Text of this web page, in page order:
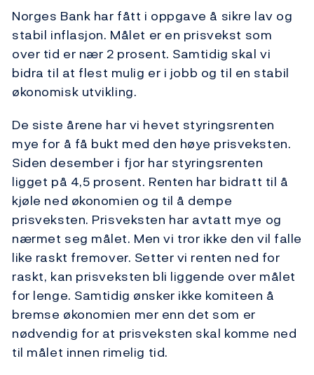
Norges Bank har fått i oppgave å sikre lav og
stabil inflasjon. Målet er en prisvekst som
over tid er nær 2 prosent. Samtidig skal vi
bidra til at flest mulig er i jobb og til en stabil
økonomisk utvikling.
De siste årene har vi hevet styringsrenten
mye for å få bukt med den høye prisveksten.
Siden desember i fjor har styringsrenten
ligget på 4,5 prosent. Renten har bidratt til å
kjøle ned økonomien og til å dempe
prisveksten. Prisveksten har avtatt mye og
nærmet seg målet. Men vi tror ikke den vil falle
like raskt fremover. Setter vi renten ned for
raskt, kan prisveksten bli liggende over målet
for lenge. Samtidig ønsker ikke komiteen å
bremse økonomien mer enn det som er
nødvendig for at prisveksten skal komme ned
til målet innen rimelig tid.